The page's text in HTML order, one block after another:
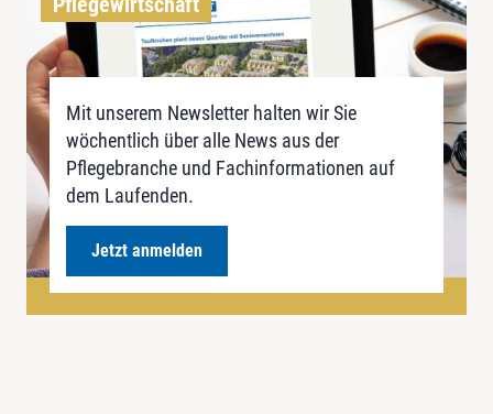
Mit unserem Newsletter halten wir Sie
wöchentlich über alle News aus der
Pflegebranche und Fachinformationen auf
dem Laufenden.
Jetzt anmelden